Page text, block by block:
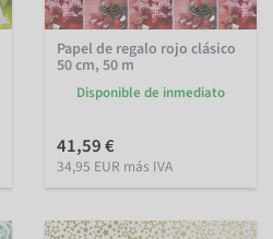
Papel de regalo rojo clásico
50 cm, 50 m
Disponible de inmediato
41,59 €
34,95 EUR más IVA